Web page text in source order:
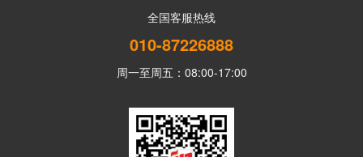
全国客服热线
010-87226888
周一至周五：08:00-17:00